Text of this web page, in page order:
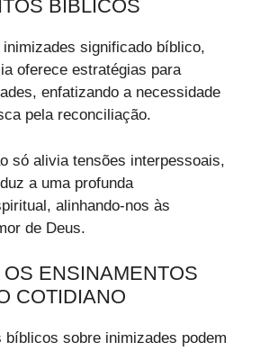
BÍBLICOS
significado bíblico,
oferece estratégias para
enfatizando a necessidade
pela reconciliação.
só alivia tensões interpessoais,
a uma profunda
alinhando-nos às
de Deus.
ENSINAMENTOS
COTIDIANO
bíblicos sobre inimizades podem